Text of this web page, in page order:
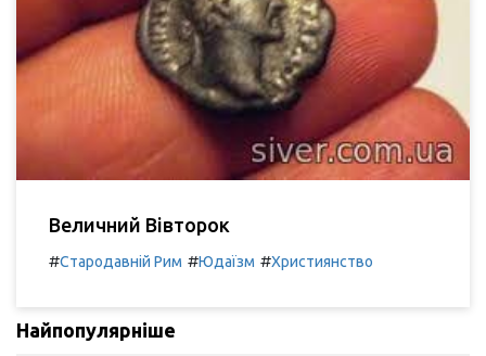
Величний Вівторок
#Стародавній Рим #Юдаїзм #Християнство
Найпопулярніше